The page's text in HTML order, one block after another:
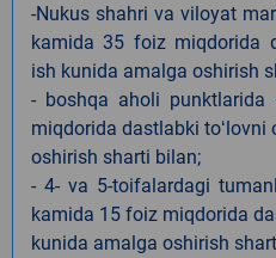
-Nukus shahri va viloyat
kamida 35 foiz miqdorida
ish kunida amalga oshirish
- boshqa aholi
miqdorida dastlabki toʻlovni
oshirish sharti bilan;
- 4- va 5-toifalardagi
kamida 15 foiz miqdorida
kunida amalga oshirish